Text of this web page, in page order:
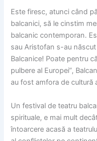
Este firesc, atunci când
balcanici, să le cinstim
balcanic contemporan.
sau Aristofan s-au
Balcanice! Poate pentru
pulbere al Europei”,
au fost amfora de cultură
Un festival de teatru
spirituale, e mai mult
întoarcere acasă a